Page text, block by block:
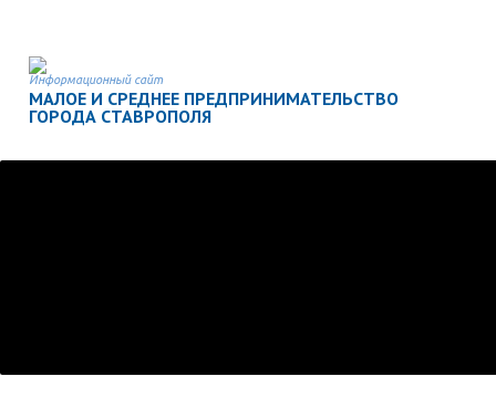
Информационный сайт
МАЛОЕ И СРЕДНЕЕ ПРЕДПРИНИМАТЕЛЬСТВО
ГОРОДА СТАВРОПОЛЯ